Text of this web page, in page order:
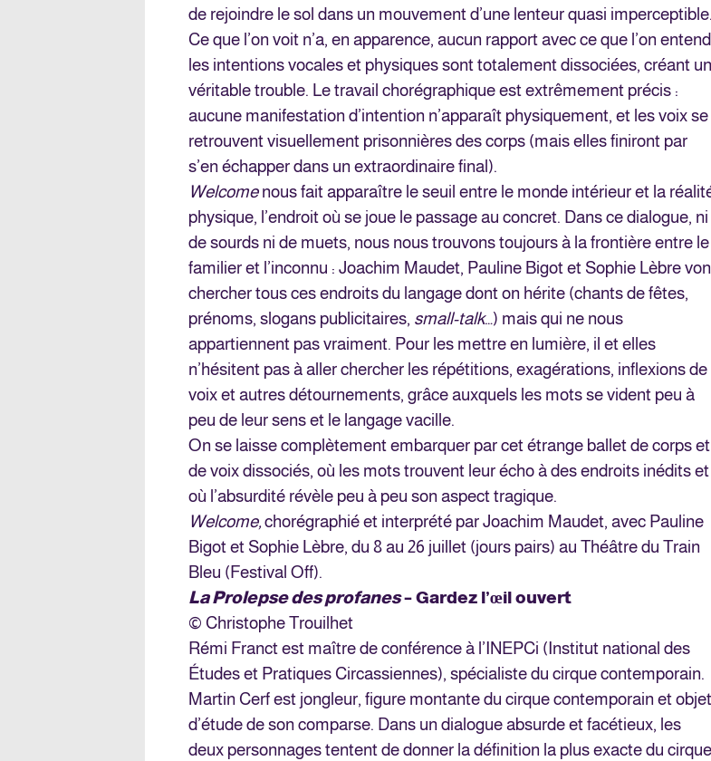
de rejoindre le sol dans un mouvement d’une lenteur quasi imperceptible.
Ce que l’on voit n’a, en apparence, aucun rapport avec ce que l’on
les intentions vocales et physiques sont totalement dissociées, créant un
véritable trouble. Le travail chorégraphique est extrêmement précis :
aucune manifestation d’intention n’apparaît physiquement, et les voix se
retrouvent visuellement prisonnières des corps (mais elles finiront par
s’en échapper dans un extraordinaire final).
Welcomenous fait apparaître le seuil entre le monde intérieur et la
physique, l’endroit où se joue le passage au concret. Dans ce dialogue, ni
de sourds ni de muets, nous nous trouvons toujours à la frontière entre le
familier et l’inconnu : Joachim Maudet, Pauline Bigot et Sophie Lèbre
chercher tous ces endroits du langage dont on hérite (chants de fêtes,
prénoms, slogans publicitaires, small-talk…) mais qui ne nous
appartiennent pas vraiment. Pour les mettre en lumière, il et elles
n’hésitent pas à aller chercher les répétitions, exagérations, inflexions de
voix et autres détournements, grâce auxquels les mots se vident peu à
peu de leur sens et le langage vacille.
On se laisse complètement embarquer par cet étrange ballet de corps et
de voix dissociés, où les mots trouvent leur écho à des endroits inédits et
où l’absurdité révèle peu à peu son aspect tragique.
Welcome,chorégraphié et interprété par Joachim Maudet, avec Pauline
Bigot et Sophie Lèbre, du 8 au 26 juillet (jours pairs) au Théâtre du Train
Bleu (Festival Off).
La Prolepse des profanes– Gardez l’œil ouvert
© Christophe Trouilhet
Rémi Franct est maître de conférence à l’INEPCi (Institut national des
Études et Pratiques Circassiennes), spécialiste du cirque contemporain.
Martin Cerf est jongleur, figure montante du cirque contemporain et objet
d’étude de son comparse. Dans un dialogue absurde et facétieux, les
deux personnages tentent de donner la définition la plus exacte du cirque